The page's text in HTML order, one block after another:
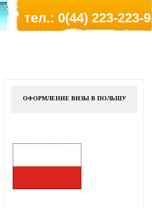
тел.: 0(44) 223-223-9
ОФОРМЛЕНИЕ ВИЗЫ В ПОЛЬШУ